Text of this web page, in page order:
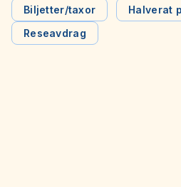
få stor betydelse för ekonomiskt
exempelvis låginkomsttagare utan
effektiva åtgärder att genomföra,
Biljetter/taxor Halverat
Reseavdrag